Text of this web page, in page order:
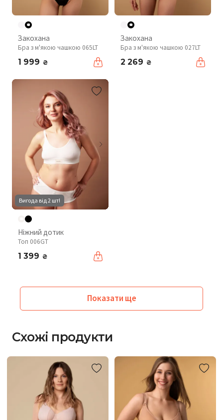
Закохана
Бра з м'якою чашкою 065LT
1 999 ₴
Закохана
Бра з м'якою чашкою 027LT
2 269 ₴
Вигода від 2 шт!
Ніжний дотик
Топ 006GT
1 399 ₴
Показати ще
Схожі продукти